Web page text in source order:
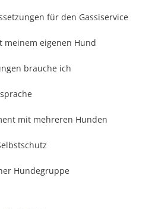
für den Gassiservice
meinem eigenen Hund
brauche ich
mit mehreren Hunden
Hundegruppe